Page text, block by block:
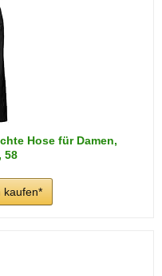
Hose für Damen,
58
kaufen*